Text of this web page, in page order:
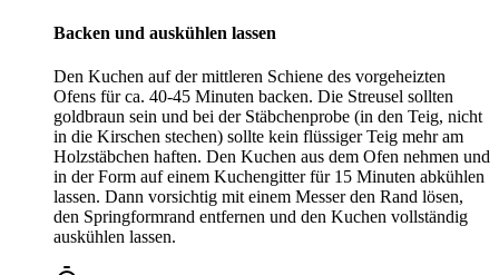
Backen und auskühlen lassen
Den Kuchen auf der mittleren Schiene des vorgeheizten
Ofens für ca. 40-45 Minuten backen. Die Streusel sollten
goldbraun sein und bei der Stäbchenprobe (in den Teig, nicht
in die Kirschen stechen) sollte kein flüssiger Teig mehr am
Holzstäbchen haften. Den Kuchen aus dem Ofen nehmen und
in der Form auf einem Kuchengitter für 15 Minuten abkühlen
lassen. Dann vorsichtig mit einem Messer den Rand lösen,
den Springformrand entfernen und den Kuchen vollständig
auskühlen lassen.